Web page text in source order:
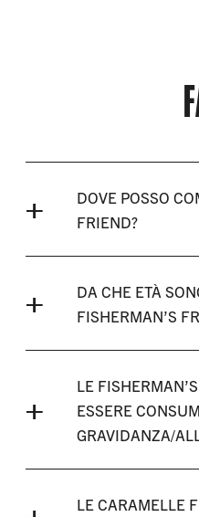
DOVE POSSO
FRIEND?
DA CHE ETÀ
FISHERMAN’S
LE
ESSERE
GRAVIDANZA/
LE CARAMELLE